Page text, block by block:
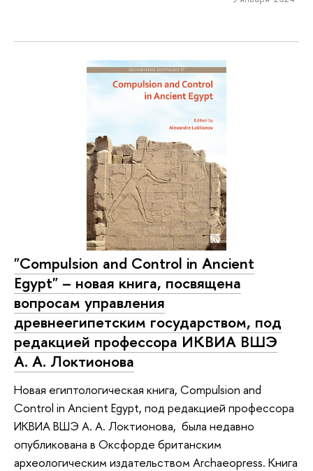
"Compulsion and Control in Ancient
Egypt" – новая книга, посвящена
вопросам управления
древнеегипетским государством, под
редакцией профессора ИКВИА ВШЭ
А. А. Локтионова
Новая египтологическая книга, Compulsion and
Control in Ancient Egypt, под редакцией профессора
ИКВИА ВШЭ А. А. Локтионова, была недавно
опубликована в Оксфорде британским
археологическим издательством Archaeopress. Книга